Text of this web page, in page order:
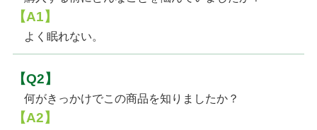
【A1】
よく眠れない。
【Q2】
何がきっかけでこの商品を知りましたか？
【A2】